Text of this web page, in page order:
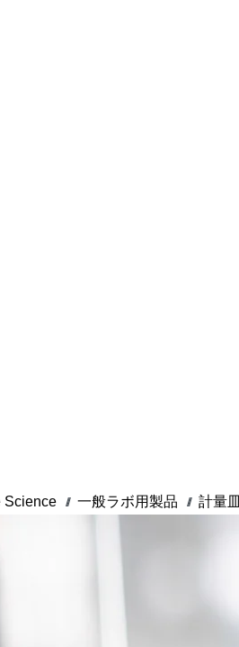
Science /// 一般ラボ用製品 /// 計量皿